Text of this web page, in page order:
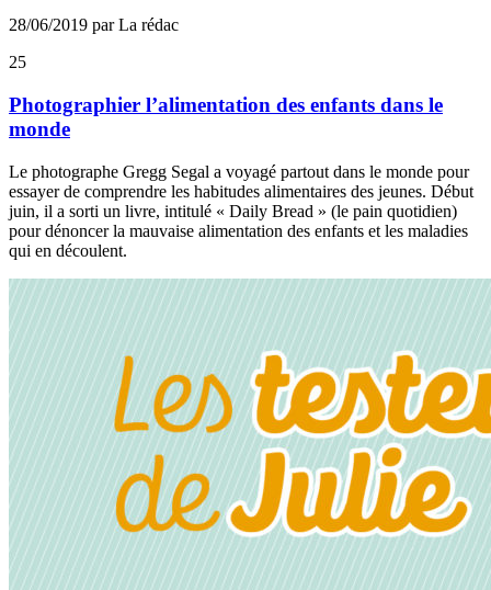
28/06/2019 par La rédac
25
Photographier l’alimentation des enfants dans le
monde
Le photographe Gregg Segal a voyagé partout dans le monde pour
essayer de comprendre les habitudes alimentaires des jeunes. Début
juin, il a sorti un livre, intitulé « Daily Bread » (le pain quotidien)
pour dénoncer la mauvaise alimentation des enfants et les maladies
qui en découlent.